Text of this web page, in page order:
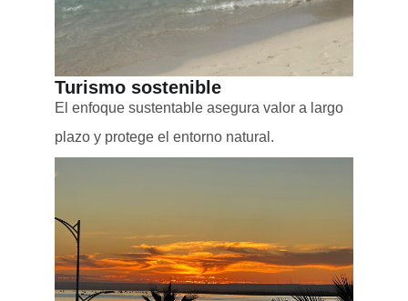
Turismo sostenible
El enfoque sustentable asegura valor a largo
plazo y protege el entorno natural.